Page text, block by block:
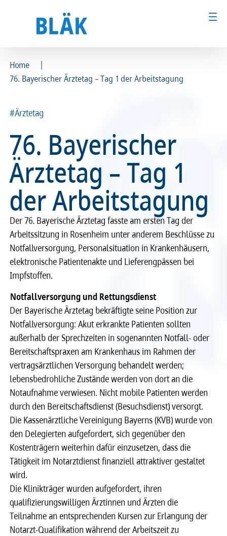
Ärztinnen und Ärzte
MFA & Fachpersonal
Patientinnen und Patienten
Kammer & Politik
Presse
Karriere
Recht
Service & Kontakt
meineBLÄK
Ärztinnen und Ärzte
MFA & Fachpersonal
Patientinnen und Patienten
Kammer & Politik
Presse
Karriere
Recht
Service & Kontakt
meineBLÄK
Home
|
76. Bayerischer Ärztetag – Tag 1 der Arbeitstagung
#Ärztetag
76. Bayerischer
Ärztetag – Tag 1
der Arbeitstagung
Der 76. Bayerische Ärztetag fasste am ersten Tag der
Arbeitssitzung in Rosenheim unter anderem Beschlüsse zu
Notfallversorgung, Personalsituation in Krankenhäusern,
elektronische Patientenakte und Lieferengpässen bei
Impfstoffen.
Notfallversorgung und Rettungsdienst
Der Bayerische Ärztetag bekräftigte seine Position zur
Notfallversorgung: Akut erkrankte Patienten sollten
außerhalb der Sprechzeiten in sogenannten Notfall- oder
Bereitschaftspraxen am Krankenhaus im Rahmen der
vertragsärztlichen Versorgung behandelt werden;
lebensbedrohliche Zustände werden von dort an die
Notaufnahme verwiesen. Nicht mobile Patienten werden
durch den Bereitschaftsdienst (Besuchsdienst) versorgt.
Die Kassenärztliche Vereinigung Bayerns (KVB) wurde von
den Delegierten aufgefordert, sich gegenüber den
Kostenträgern weiterhin dafür einzusetzen, dass die
Tätigkeit im Notarztdienst finanziell attraktiver gestaltet
wird.
Die Klinikträger wurden aufgefordert, ihren
qualifizierungswilligen Ärztinnen und Ärzten die
Teilnahme an entsprechenden Kursen zur Erlangung der
Notarzt-Qualifikation während der Arbeitszeit zu